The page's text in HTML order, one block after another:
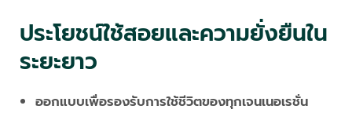
ประโยชน์ใช้สอยและความยั่งยืนใน
ระยะยาว
ออกแบบเพื่อรองรับการใช้ชีวิตของทุกเจนเนอเรชั่น